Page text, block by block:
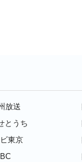
放送
とうち
東京